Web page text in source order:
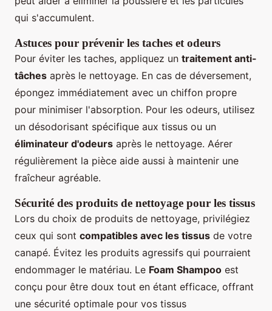
qui s'accumulent.
Astuces pour prévenir les taches et odeurs
Pour éviter les taches, appliquez un traitement anti-
tâches après le nettoyage. En cas de déversement,
épongez immédiatement avec un chiffon propre
pour minimiser l'absorption. Pour les odeurs, utilisez
un désodorisant spécifique aux tissus ou un
éliminateur d'odeurs après le nettoyage. Aérer
régulièrement la pièce aide aussi à maintenir une
fraîcheur agréable.
Sécurité des produits de nettoyage pour les tissus
Lors du choix de produits de nettoyage, privilégiez
ceux qui sont compatibles avec les tissus de votre
canapé. Évitez les produits agressifs qui pourraient
endommager le matériau. Le Foam Shampoo est
conçu pour être doux tout en étant efficace, offrant
une sécurité optimale pour vos tissus